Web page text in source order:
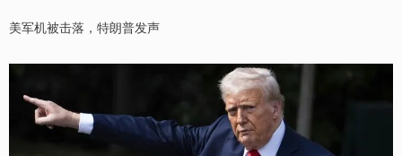
美军机被击落，特朗普发声